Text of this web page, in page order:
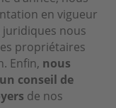
en vigueur
nous
propriétaires
Enfin, nous
conseil de
de nos